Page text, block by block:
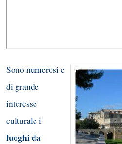
Sono numerosi e
di grande
interesse
culturale i
luoghi da